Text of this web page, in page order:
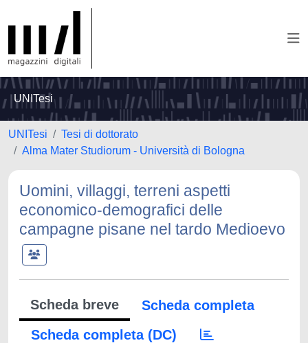
UNITesi
UNITesi
Tesi di dottorato
Alma Mater Studiorum - Università di Bologna
Uomini, villaggi, terreni aspetti
economico-demografici delle
campagne pisane nel tardo Medioevo
Scheda breve
Scheda completa
Scheda completa (DC)